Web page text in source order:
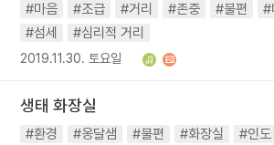
#마음 #조급 #거리 #존중 #불편 #
#섬세
#심리적 거리
2019.11.30. 토요일
생태 화장실
#환경 #옹달샘 #불편 #화장실 #인도